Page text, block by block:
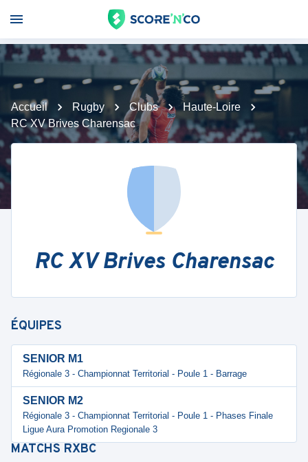
Accueil Rugby Clubs
Haute-Loire
RC XV Brives Charensac
RC XV Brives Charensac
ÉQUIPES
SENIOR M1
Régionale 3 - Championnat Territorial - Poule 1 - Barrage
SENIOR M2
Régionale 3 - Championnat Territorial - Poule 1 - Phases Finale
Ligue Aura Promotion Regionale 3
MATCHS RXBC